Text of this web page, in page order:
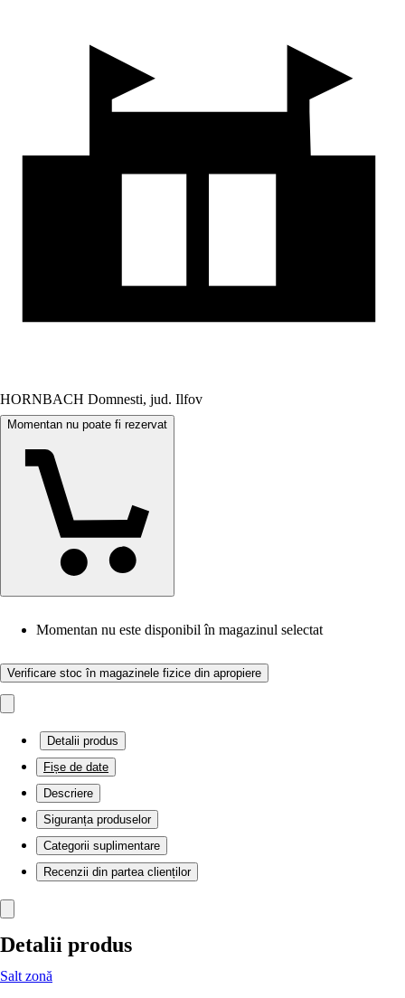
HORNBACH Domnesti, jud. Ilfov
Momentan nu poate fi rezervat
Momentan nu este disponibil în magazinul selectat
Verificare stoc în magazinele fizice din apropiere
Detalii produs
Fișe de date
Descriere
Siguranța produselor
Categorii suplimentare
Recenzii din partea clienților
Detalii produs
Salt zonă